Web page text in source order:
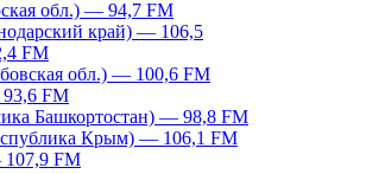
обл.) — 94,7 FM
край) — 106,5
FM
обл.) — 100,6 FM
FM
Башкортостан) — 98,8 FM
Крым) — 106,1 FM
FM